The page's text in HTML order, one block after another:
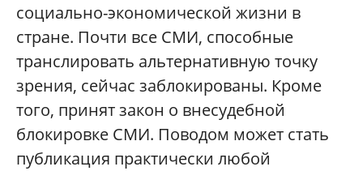
социально-экономической жизни в
стране. Почти все СМИ, способные
транслировать альтернативную точку
зрения, сейчас заблокированы. Кроме
того, принят закон о внесудебной
блокировке СМИ. Поводом может стать
публикация практически любой